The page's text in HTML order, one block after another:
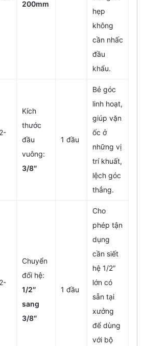
200mm
hẹp
không
cần nhấc
đầu
khẩu.
Kích
thước
đầu
vuông:
3/8″
1 đầu
Bẻ góc
linh hoạt,
giúp vặn
ốc ở
những vị
trí khuất,
lệch góc
thẳng.
Chuyển
đổi hệ:
1/2″
sang
3/8″
1 đầu
Cho
phép tận
dụng
cần siết
hệ 1/2″
lớn có
sẵn tại
xưởng
để dùng
với bộ